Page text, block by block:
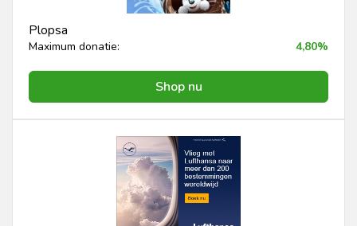
Plopsa
Maximum donatie: 4,80%
Shop nu